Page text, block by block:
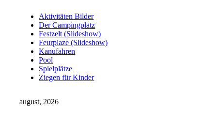
Aktivitäten Bilder
Der Campingplatz
Festzelt (Slideshow)
Feurplaze (Slideshow)
Kanufahren
Pool
Spielplätze
Ziegen für Kinder
august, 2026